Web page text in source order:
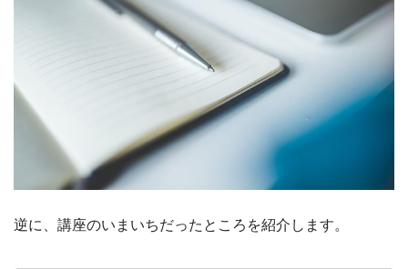
逆に、講座のいまいちだったところを紹介します。